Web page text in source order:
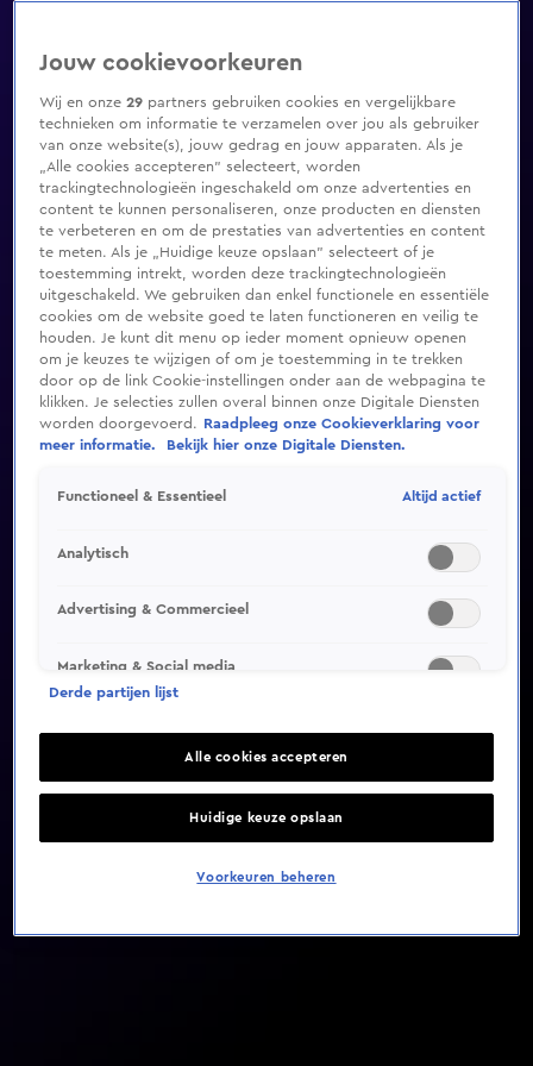
Video helaas niet gevonden
Jouw cookievoorkeuren
Wij en onze29 partners gebruiken cookies en vergelijkbare
technieken om informatie te verzamelen over jou als gebruiker
van onze website(s), jouw gedrag en jouw apparaten. Als je
„Alle cookies accepteren” selecteert, worden
trackingtechnologieën ingeschakeld om onze advertenties en
content te kunnen personaliseren, onze producten en diensten
te verbeteren en om de prestaties van advertenties en content
te meten. Als je „Huidige keuze opslaan” selecteert of je
toestemming intrekt, worden deze trackingtechnologieën
uitgeschakeld. We gebruiken dan enkel functionele en essentiële
cookies om de website goed te laten functioneren en veilig te
houden. Je kunt dit menu op ieder moment opnieuw openen
om je keuzes te wijzigen of om je toestemming in te trekken
door op de link Cookie-instellingen onder aan de webpagina te
klikken. Je selecties zullen overal binnen onze Digitale Diensten
worden doorgevoerd.
Raadpleeg onze Cookieverklaring voor
meer informatie.
Bekijk hier onze Digitale Diensten.
Functioneel & Essentieel Altijd actief
Analytisch
Advertising & Commercieel
Marketing & Social media
Derde partijen lijst
Alle cookies accepteren
Huidige keuze opslaan
Voorkeuren beheren